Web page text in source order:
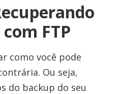
FTP
como você pode
Ou seja,
do backup do seu